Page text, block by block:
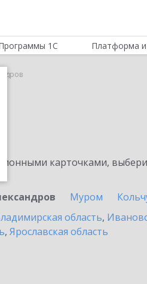
1С Платформа и
карточками,
Муром
область,
, Ярославская область